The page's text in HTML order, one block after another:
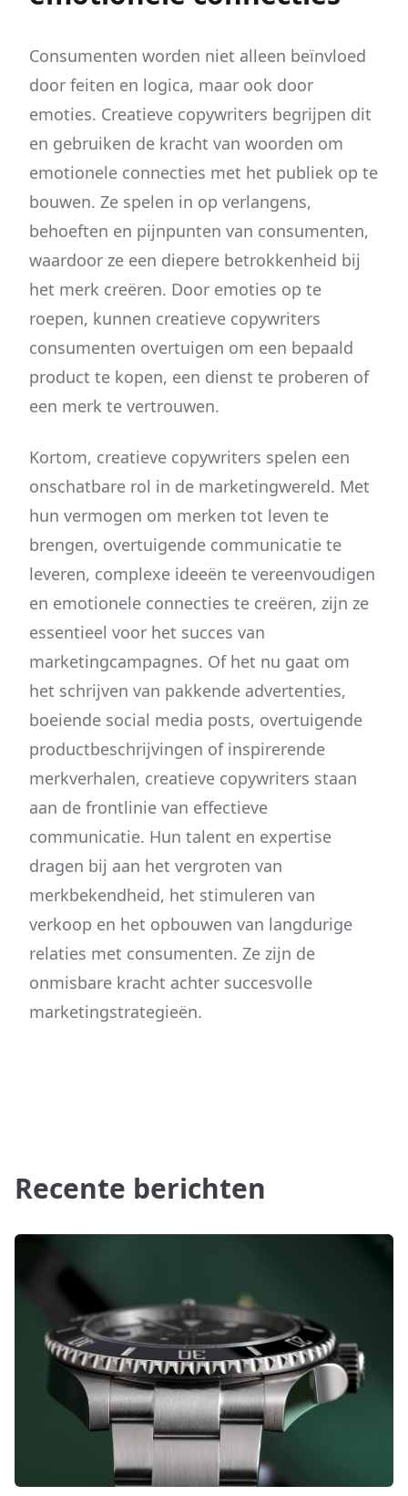
Consumenten worden niet alleen beïnvloed
door feiten en logica, maar ook door
emoties. Creatieve copywriters begrijpen dit
en gebruiken de kracht van woorden om
emotionele connecties met het publiek op te
bouwen. Ze spelen in op verlangens,
behoeften en pijnpunten van consumenten,
waardoor ze een diepere betrokkenheid bij
het merk creëren. Door emoties op te
roepen, kunnen creatieve copywriters
consumenten overtuigen om een bepaald
product te kopen, een dienst te proberen of
een merk te vertrouwen.
Kortom, creatieve copywriters spelen een
onschatbare rol in de marketingwereld. Met
hun vermogen om merken tot leven te
brengen, overtuigende communicatie te
leveren, complexe ideeën te vereenvoudigen
en emotionele connecties te creëren, zijn ze
essentieel voor het succes van
marketingcampagnes. Of het nu gaat om
het schrijven van pakkende advertenties,
boeiende social media posts, overtuigende
productbeschrijvingen of inspirerende
merkverhalen, creatieve copywriters staan
aan de frontlinie van effectieve
communicatie. Hun talent en expertise
dragen bij aan het vergroten van
merkbekendheid, het stimuleren van
verkoop en het opbouwen van langdurige
relaties met consumenten. Ze zijn de
onmisbare kracht achter succesvolle
marketingstrategieën.
Recente berichten